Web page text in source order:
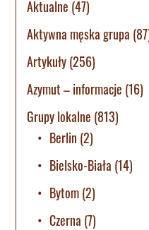
Aktualne (47)
Aktywna męska grupa
Artykuły(256)
Azymut – informacje (16)
Grupy lokalne (813)
Berlin (2)
Bielsko-Biała (14)
Bytom(2)
Czerna (7)